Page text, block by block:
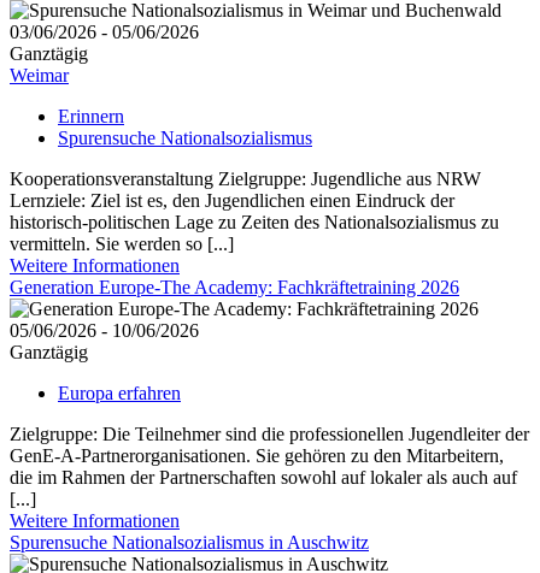
03/06/2026 - 05/06/2026
Ganztägig
Weimar
Erinnern
Spurensuche Nationalsozialismus
Kooperationsveranstaltung Zielgruppe: Jugendliche aus NRW
Lernziele: Ziel ist es, den Jugendlichen einen Eindruck der
historisch-politischen Lage zu Zeiten des Nationalsozialismus zu
vermitteln. Sie werden so [...]
Weitere Informationen
Generation Europe-The Academy: Fachkräftetraining 2026
05/06/2026 - 10/06/2026
Ganztägig
Europa erfahren
Zielgruppe: Die Teilnehmer sind die professionellen Jugendleiter der
GenE-A-Partnerorganisationen. Sie gehören zu den Mitarbeitern,
die im Rahmen der Partnerschaften sowohl auf lokaler als auch auf
[...]
Weitere Informationen
Spurensuche Nationalsozialismus in Auschwitz